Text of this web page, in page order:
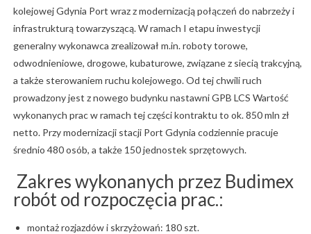
kolejowej Gdynia Port wraz z modernizacją połączeń do nabrzeży i
infrastrukturą towarzyszącą. W ramach I etapu inwestycji
generalny wykonawca zrealizował m.in. roboty torowe,
odwodnieniowe, drogowe, kubaturowe, związane z siecią trakcyjną,
a także sterowaniem ruchu kolejowego. Od tej chwili ruch
prowadzony jest z nowego budynku nastawni GPB LCS Wartość
wykonanych prac w ramach tej części kontraktu to ok. 850 mln zł
netto. Przy modernizacji stacji Port Gdynia codziennie pracuje
średnio 480 osób, a także 150 jednostek sprzętowych.
Zakres wykonanych przez Budimex
robót od rozpoczęcia prac.:
montaż rozjazdów i skrzyżowań: 180 szt.